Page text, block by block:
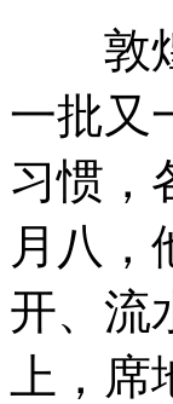
敦煌
一批又
习惯，
月八，
开、流
上，